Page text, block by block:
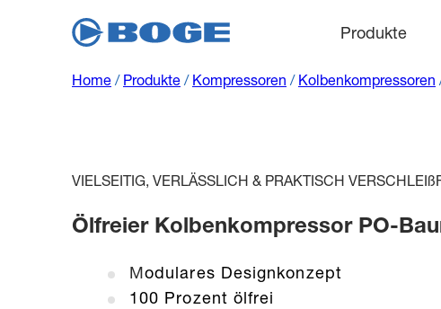
Produkte
Home / Produkte / Kompressoren / Kolbenkompressoren
VIELSEITIG, VERLÄSSLICH & PRAKTISCH
Ölfreier Kolbenkompressor PO-
Modulares Designkonzept
100 Prozent ölfrei